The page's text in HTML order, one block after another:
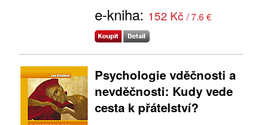
e-kniha: 152 Kč / 7.6 €
Psychologie vděčnosti a
nevděčnosti: Kudy vede
cesta k přátelství?